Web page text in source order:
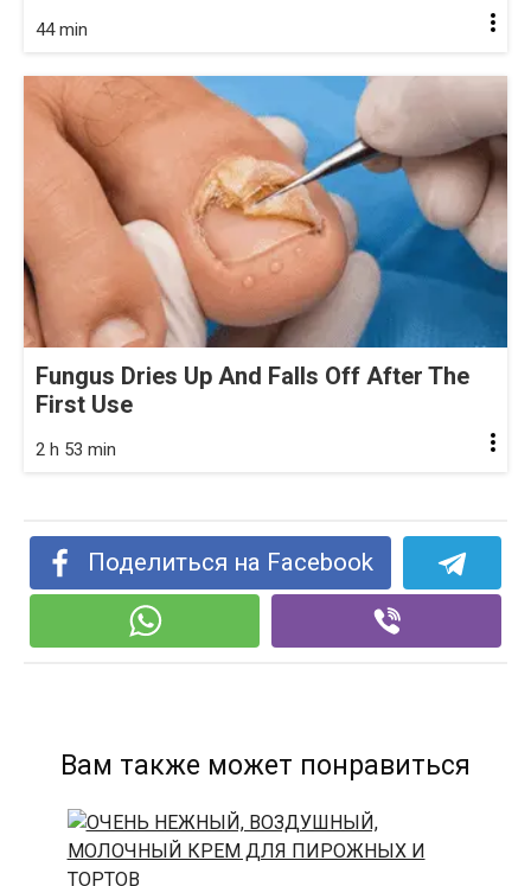
44 min
Fungus Dries Up And Falls Off After The
First Use
2 h 53 min
Поделиться на Facebook
Вам также может понравиться